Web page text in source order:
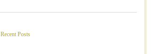
Recent Posts